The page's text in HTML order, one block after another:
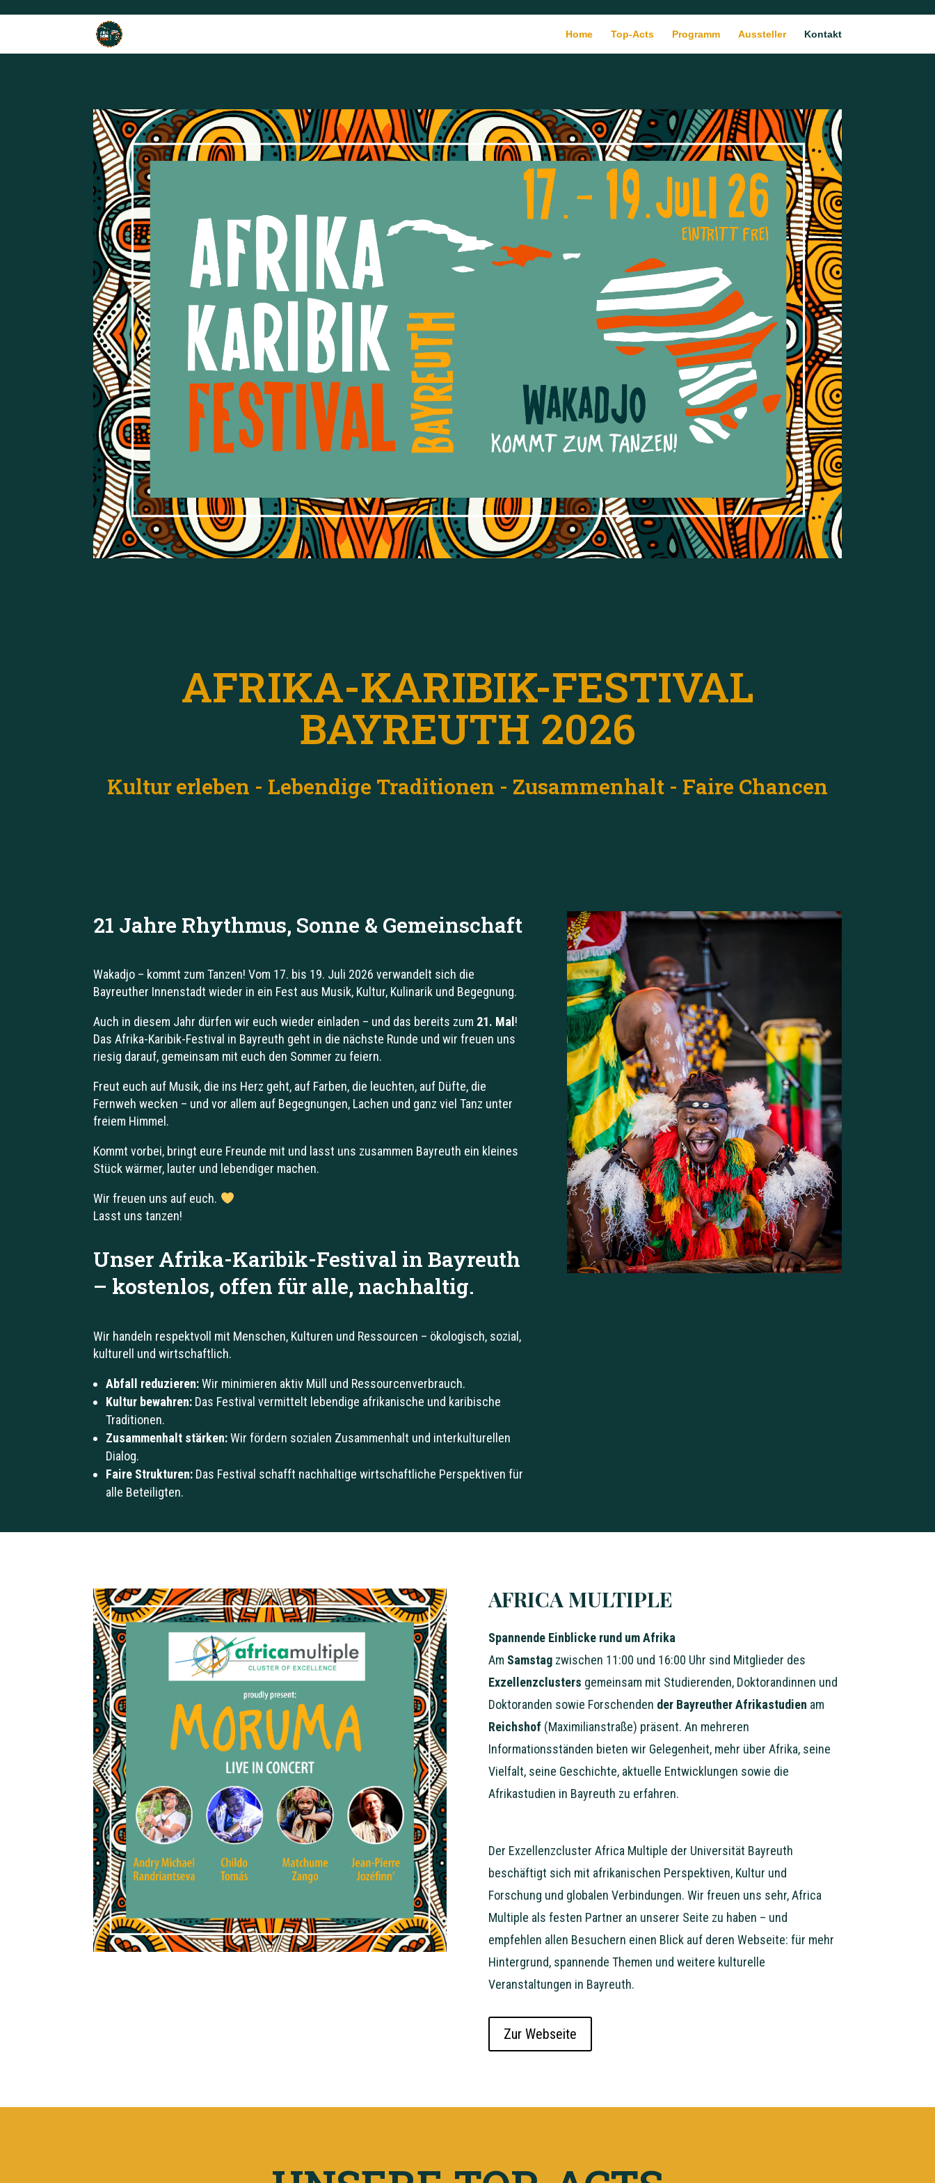
Home Top-Acts Programm Aussteller Kontakt
AFRIKA-KARIBIK-FESTIVAL
BAYREUTH 2026
Kultur erleben - Lebendige Traditionen - Zusammenhalt - Faire Chancen
21 Jahre Rhythmus, Sonne & Gemeinschaft
Wakadjo – kommt zum Tanzen! Vom 17. bis 19. Juli 2026 verwandelt sich die
Bayreuther Innenstadt wieder in ein Fest aus Musik, Kultur, Kulinarik und Begegnung.
Auch in diesem Jahr dürfen wir euch wieder einladen – und das bereits zum 21. Mal !
Das Afrika-Karibik-Festival in Bayreuth geht in die nächste Runde und wir freuen uns
riesig darauf, gemeinsam mit euch den Sommer zu feiern.
Freut euch auf Musik, die ins Herz geht, auf Farben, die leuchten, auf Düfte, die
Fernweh wecken – und vor allem auf Begegnungen, Lachen und ganz viel Tanz unter
freiem Himmel.
Kommt vorbei, bringt eure Freunde mit und lasst uns zusammen Bayreuth ein kleines
Stück wärmer, lauter und lebendiger machen.
Wir freuen uns auf euch.
Lasst uns tanzen!
Unser Afrika-Karibik-Festival in Bayreuth
– kostenlos, offen für alle, nachhaltig.
Wir handeln respektvoll mit Menschen, Kulturen und Ressourcen – ökologisch, sozial,
kulturell und wirtschaftlich.
Abfall reduzieren:Wir minimieren aktiv Müll und Ressourcenverbrauch.
Kultur bewahren: Das Festival vermittelt lebendige afrikanische und karibische
Traditionen.
Zusammenhalt stärken:Wir fördern sozialen Zusammenhalt und interkulturellen
Dialog.
Faire Strukturen: Das Festival schafft nachhaltige wirtschaftliche Perspektiven für
alle Beteiligten.
AFRICA MULTIPLE
Spannende Einblicke rund um Afrika
Am Samstagzwischen 11:00 und 16:00 Uhr sind Mitglieder des
Exzellenzclusters gemeinsam mit Studierenden, Doktorandinnen und
Doktoranden sowie Forschenden der Bayreuther Afrikastudien am
Reichshof (Maximilianstraße) präsent. An mehreren
Informationsständen bieten wir Gelegenheit, mehr über Afrika, seine
Vielfalt, seine Geschichte, aktuelle Entwicklungen sowie die
Afrikastudien in Bayreuth zu erfahren.
Der Exzellenzcluster Africa Multiple der Universität Bayreuth
beschäftigt sich mit afrikanischen Perspektiven, Kultur und
Forschung und globalen Verbindungen. Wir freuen uns sehr, Africa
Multiple als festen Partner an unserer Seite zu haben – und
empfehlen allen Besuchern einen Blick auf deren Webseite: für mehr
Hintergrund, spannende Themen und weitere kulturelle
Veranstaltungen in Bayreuth.
Zur Webseite